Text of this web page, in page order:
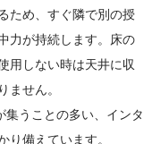
ため、すぐ隣で別の授
力が持続します。床の
用しない時は天井に収
ません。
うことの多い、インタ
り備えています。